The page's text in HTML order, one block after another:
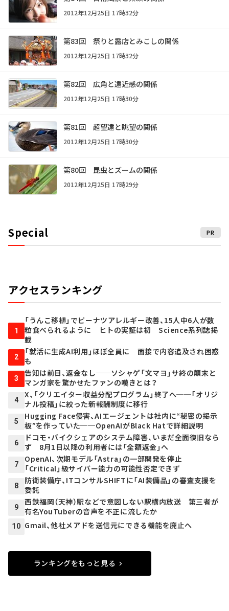
2012年12月25日 17時32分
第83回 祭りと露店とみこしの関係
2012年12月25日 17時32分
第82回 広角と遠近感の関係
2012年12月25日 17時30分
第81回 超望遠と眺望の関係
2012年12月25日 17時30分
第80回 昆虫とズームの関係
2012年12月25日 17時29分
Special PR
アクセスランキング
1
「うんこ移植」でピーナツアレルギー改善、15人中6人が数
粒食べられるように ヒトの実証は初 Science系列誌掲
載
2
「就活に生成AI利用」ほぼ全員に 面接で内容追及され困惑
も
3
告知は前日、返金なし──ソシャゲ「文マヨ」サ終の顛末と
マンガ家を驚かせたファンの嘆きとは？
4
X、「クリエイター収益分配プログラム」終了へ──「オリジ
ナル投稿」に絞った新報酬制度に移行
5
Hugging Face侵害、AIエージェントは社内に“秘密の掲示
板”を作っていた──OpenAIがBlack Hatで詳細説明
6
ドコモ・バイクシェアのシステム障害、いまだ全面復旧なら
ず 8月1日以降の利用者には「全額返金」へ
7
OpenAI、次期モデル「Astra」の一部開発を停止
「Critical」級サイバー能力の可能性否定できず
8
防衛装備庁、ITコンサルSHIFTに「AI装備品」の審査支援を
委託
9
西鉄福岡（天神）駅などで意図しない駅構内放送 第三者が
有名YouTuberの音声を不正に流したか
10 Gmail、他社メアドを送信元にできる機能を廃止へ
ランキングをもっと見る